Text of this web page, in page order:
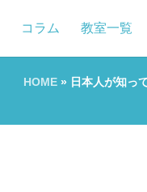
コラム 教室一覧
HOME» 日本人が知っ